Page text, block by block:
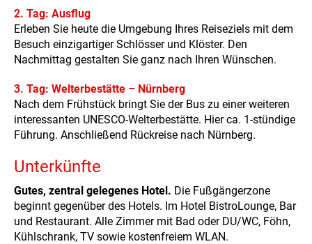
2. Tag: Ausflug
Erleben Sie heute die Umgebung Ihres Reiseziels mit dem
Besuch einzigartiger Schlösser und Klöster. Den
Nachmittag gestalten Sie ganz nach Ihren Wünschen.
3. Tag: Welterbestätte – Nürnberg
Nach dem Frühstück bringt Sie der Bus zu einer weiteren
interessanten UNESCO-Welterbestätte. Hier ca. 1-stündige
Führung. Anschließend Rückreise nach Nürnberg.
Unterkünfte
Gutes, zentral gelegenes Hotel. Die Fußgängerzone
beginnt gegenüber des Hotels. Im Hotel BistroLounge, Bar
und Restaurant. Alle Zimmer mit Bad oder DU/WC, Föhn,
Kühlschrank, TV sowie kostenfreiem WLAN.